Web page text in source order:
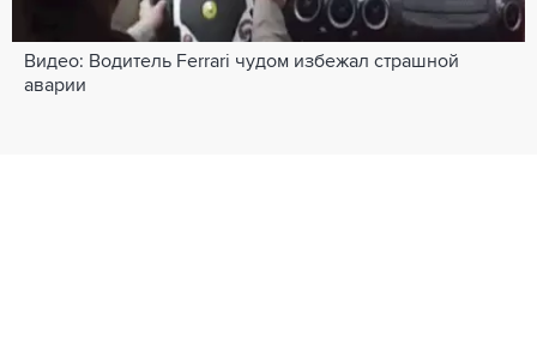
Видео: Водитель Ferrari чудом избежал страшной
аварии